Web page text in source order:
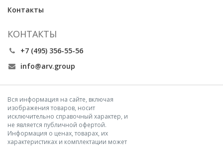
Контакты
КОНТАКТЫ
+7 (495) 356-55-56
info@arv.group
Вся информация на сайте, включая
изображения товаров, носит
исключительно справочный характер, и
не является публичной офертой.
Информация о ценах, товарах, их
характеристиках и комплектации может